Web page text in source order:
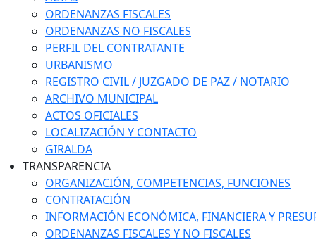
ORDENANZAS FISCALES
ORDENANZAS NO FISCALES
PERFIL DEL CONTRATANTE
URBANISMO
REGISTRO CIVIL / JUZGADO DE PAZ / NOTARIO
ARCHIVO MUNICIPAL
ACTOS OFICIALES
LOCALIZACIÓN Y CONTACTO
GIRALDA
TRANSPARENCIA
ORGANIZACIÓN, COMPETENCIAS, FUNCIONES
CONTRATACIÓN
INFORMACIÓN ECONÓMICA, FINANCIERA Y
ORDENANZAS FISCALES Y NO FISCALES